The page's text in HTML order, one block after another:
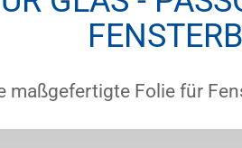
maßgefertigte Folie für